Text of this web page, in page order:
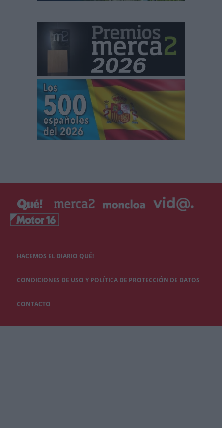
HACEMOS EL DIARIO QUÉ!
CONDICIONES DE USO Y POLÍTICA DE PROTECCIÓN DE DATOS
CONTACTO